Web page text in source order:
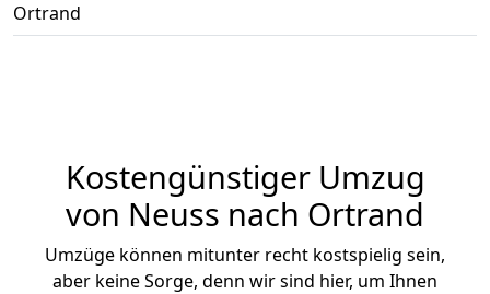
Ortrand
Kostengünstiger Umzug
von Neuss nach Ortrand
Umzüge können mitunter recht kostspielig sein,
aber keine Sorge, denn wir sind hier, um Ihnen